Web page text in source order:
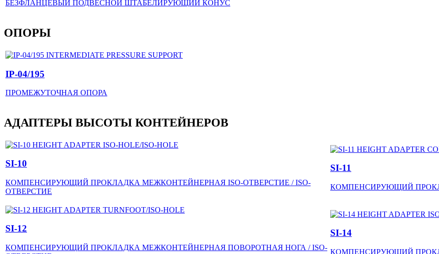
БЕЗФЛАНЦЕВЫЙ ПОДВЕСНОЙ ШТАБЕЛИРУЮЩИЙ КОНУС
ОПОРЫ
IP-04/195
ПРОМЕЖУТОЧНАЯ ОПОРА
АДАПТЕРЫ ВЫСОТЫ КОНТЕЙНЕРОВ
SI-10
КОМПЕНСИРУЮЩИЙ ПРОКЛАДКА МЕЖКОНТЕЙНЕРНАЯ ISO-ОТВЕРСТИЕ / ISO-
ОТВЕРСТИЕ
SI-11
КОМПЕНСИРУЮЩИЙ
SI-12
КОМПЕНСИРУЮЩИЙ ПРОКЛАДКА МЕЖКОНТЕЙНЕРНАЯ ПОВОРОТНАЯ НОГА / ISO-
SI-14
КОМПЕНСИРУЮЩИЙ